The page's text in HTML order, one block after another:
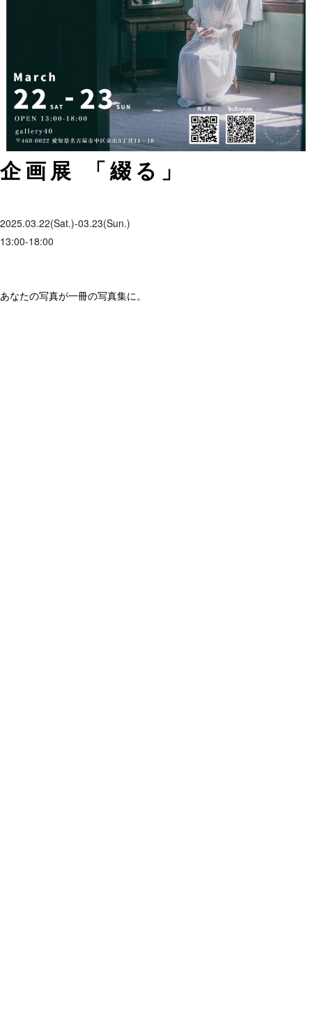
企画展 「綴る」
2025.03.22(Sat.)-03.23(Sun.)
13:00-18:00
あなたの写真が一冊の写真集に。